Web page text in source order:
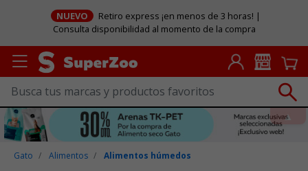
NUEVO
Retiro express ¡en menos de 3 horas! |
Consulta disponibilidad al momento de la compra
Gato Alimentos Alimentos húmedos